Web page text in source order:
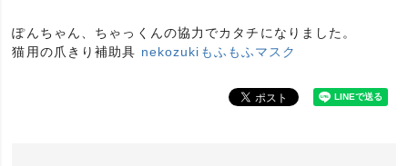
ぽんちゃん、ちゃっくんの協力でカタチになりました。
猫用の爪きり補助具 nekozukiもふもふマスク